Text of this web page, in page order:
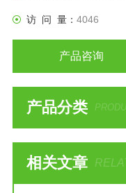
访 问 量： 4046
产品咨询
产品分类
相关文章